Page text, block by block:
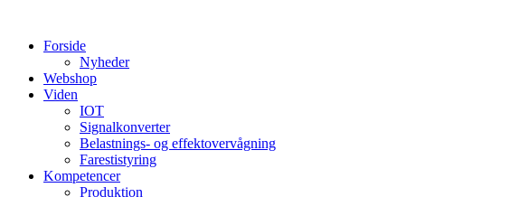
indholdForside
Nyheder
Webshop
Viden
IOT
Signalkonverter
Belastnings- og effektovervågning
Farestistyring
Kompetencer
Produktion